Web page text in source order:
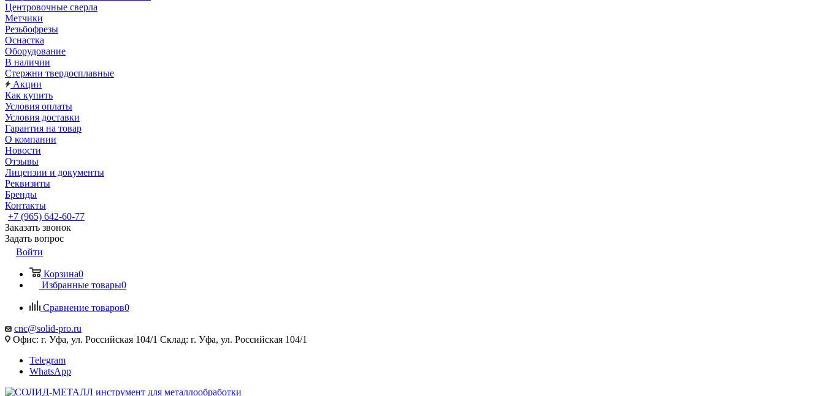
Центровочные сверла
Метчики
Резьбофрезы
Оснастка
Оборудование
В наличии
Стержни твердосплавные
Акции
Как купить
Условия оплаты
Условия доставки
Гарантия на товар
О компании
Новости
Отзывы
Лицензии и документы
Реквизиты
Бренды
Контакты
+7 (965) 642-60-77
Заказать звонок
Задать вопрос
Войти
Корзина0
Избранные товары0
Сравнение товаров0
cnc@solid-pro.ru
Офис: г. Уфа, ул. Российская 104/1 Склад: г. Уфа, ул. Российская 104/1
Telegram
WhatsApp